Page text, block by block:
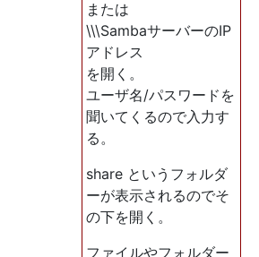
または
\\\SambaサーバーのIP
アドレス
を開く。
ユーザ名/パスワードを
聞いてくるので入力す
る。
share というフォルダ
ーが表示されるのでそ
の下を開く。
ファイルやフォルダー